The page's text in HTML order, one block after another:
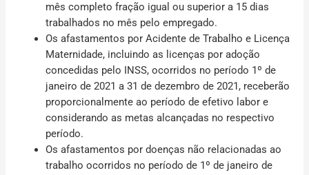
mês completo fração igual ou superior a 15 dias
trabalhados no mês pelo empregado.
Os afastamentos por Acidente de Trabalho e Licença
Maternidade, incluindo as licenças por adoção
concedidas pelo INSS, ocorridos no período 1º de
janeiro de 2021 a 31 de dezembro de 2021, receberão
proporcionalmente ao período de efetivo labor e
considerando as metas alcançadas no respectivo
período.
Os afastamentos por doenças não relacionadas ao
trabalho ocorridos no período de 1º de janeiro de